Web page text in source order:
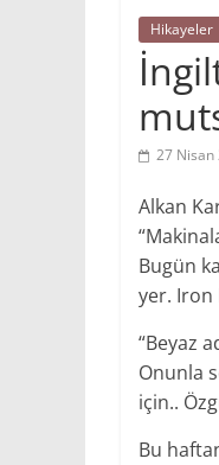
Hikayeler
27 Nisan
Alkan
Bugün
yer. Iron
“Beyaz
Onunla
için..
Bu